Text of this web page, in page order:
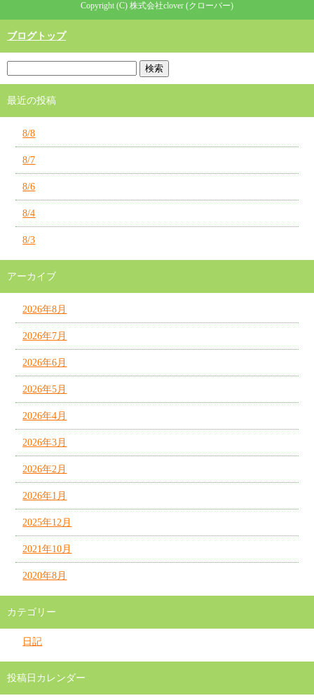
Copyright (C) 株式会社clover (クローバー)
ブログトップ
最近の投稿
8/8
8/7
8/6
8/4
8/3
アーカイブ
2026年8月
2026年7月
2026年6月
2026年5月
2026年4月
2026年3月
2026年2月
2026年1月
2025年12月
2021年10月
2020年8月
カテゴリー
日記
投稿日カレンダー